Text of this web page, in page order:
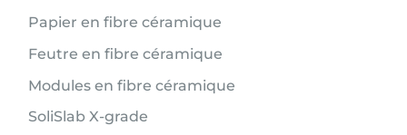
Papier en fibre céramique
Feutre en fibre céramique
Modules en fibre céramique
SoliSlab X-grade